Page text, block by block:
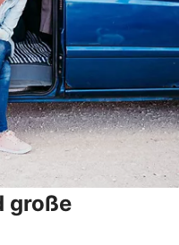
große